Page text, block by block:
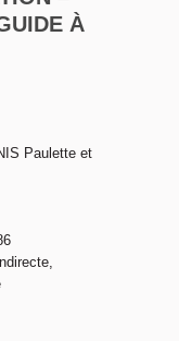
À
Paulette et